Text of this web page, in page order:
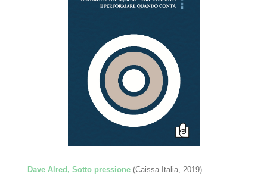
Dave Alred, Sotto pressione (Caissa Italia, 2019).